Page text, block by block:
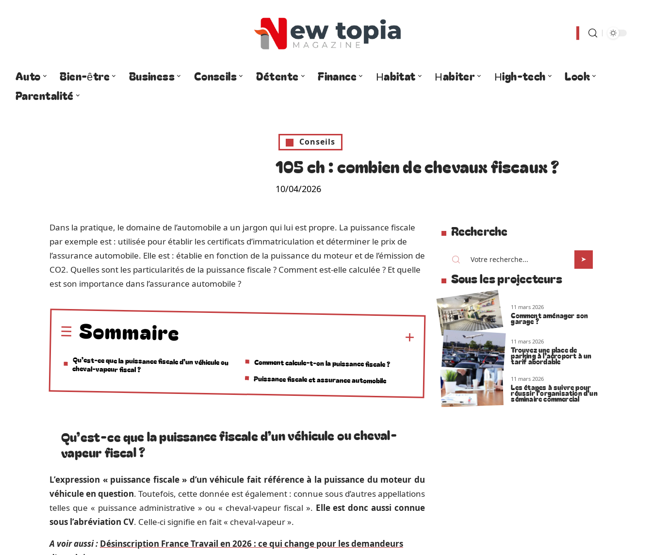
Auto Bien-être Business Conseils Détente Finance Habitat Habiter High-tech
Look
Parentalité
Conseils
105 ch : combien de chevaux fiscaux ?
10/04/2026
Dans la pratique, le domaine de l’automobile a un jargon qui lui est propre. La puissance fiscale
par exemple est : utilisée pour établir les certificats d’immatriculation et déterminer le prix de
l’assurance automobile. Elle est : établie en fonction de la puissance du moteur et de l’émission de
CO2. Quelles sont les particularités de la puissance fiscale ? Comment est-elle calculée ? Et quelle
est son importance dans l’assurance automobile ?
Sommaire
Qu’est-ce que la puissance fiscale d’un véhicule ou
cheval-vapeur fiscal ? Comment calcule-t-on la puissance fiscale ?
Puissance fiscale et assurance automobile
Qu’est-ce que la puissance fiscale d’un véhicule ou cheval-
vapeur fiscal ?
L’expression « puissance fiscale » d’un véhicule fait référence à la puissance du moteur du
véhicule en question. Toutefois, cette donnée est également : connue sous d’autres appellations
telles que « puissance administrative » ou « cheval-vapeur fiscal ». Elle est donc aussi connue
sous l’abréviation CV. Celle-ci signifie en fait « cheval-vapeur ».
A voir aussi : Désinscription France Travail en 2026 : ce qui change pour les demandeurs
Recherche
Sous les projecteurs
11 mars 2026
Comment aménager son
garage ?
11 mars 2026
Trouvez une place de
parking à l’aéroport à un
tarif abordable
11 mars 2026
Les étapes à suivre pour
réussir l’organisation d’un
séminaire commercial